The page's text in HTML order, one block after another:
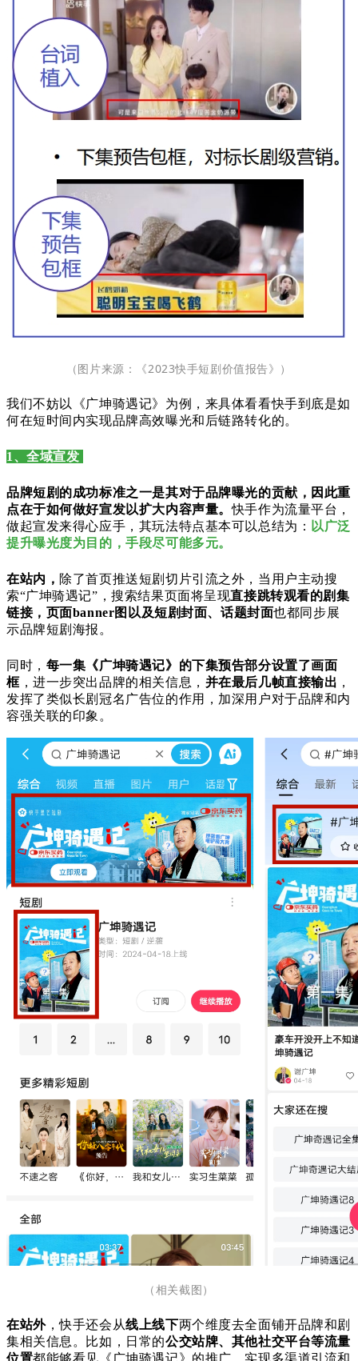
（图片来源：《2023快手短剧价值报告》）
我们不妨以《广坤骑遇记》为例，来具体看看快手到底是如
何在短时间内实现品牌高效曝光和后链路转化的。
1、全域宣发
品牌短剧的成功标准之一是其对于品牌曝光的贡献，因此重
点在于如何做好宣发以扩大内容声量。快手作为流量平台，
做起宣发来得心应手，其玩法特点基本可以总结为： 以广泛
提升曝光度为目的，手段尽可能多元。
在站内， 除了首页推送短剧切片引流之外，当用户主动搜
索“广坤骑遇记”，搜索结果页面将呈现直接跳转观看的剧集
链接， 页面banner图以及短剧封面、话题封面也都同步展
示品牌短剧海报。
同时， 每一集 《广坤骑遇记》的下集预告部分设置了画面
框，进一步突出品牌的相关信息， 并在最后几帧直接输出 ，
发挥了类似长剧冠名广告位的作用，加深用户对于品牌和内
容强关联的印象。
（相关截图）
在站外，快手还会从线上线下两个维度去全面铺开品牌和剧
集相关信息。比如，日常的公交站牌、其他社交平台等流量